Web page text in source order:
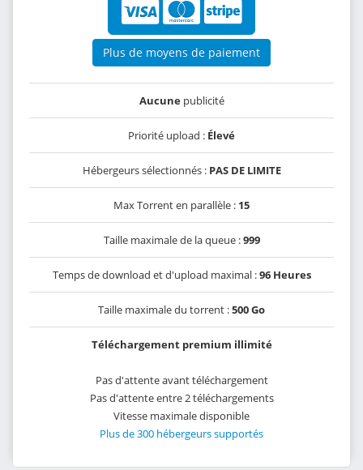
Plus de moyens de paiement
Aucunepublicité
Priorité upload : Élevé
Hébergeurs sélectionnés : PAS DE LIMITE
Max Torrent en parallèle : 15
Taille maximale de la queue :999
Temps de download et d'upload maximal :96 Heures
Taille maximale du torrent :500 Go
Téléchargement premium illimité
Pas d'attente avant téléchargement
Pas d'attente entre 2 téléchargements
Vitesse maximale disponible
Plus de 300 hébergeurs supportés